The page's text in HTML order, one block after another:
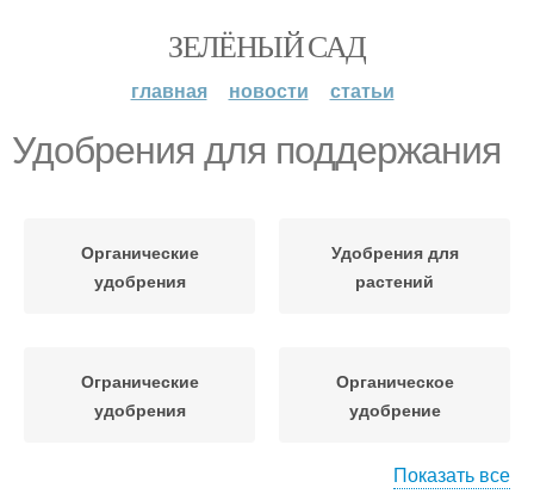
ЗЕЛЁНЫЙ САД
главная новости статьи
Удобрения для поддержания
Органические
удобрения
Удобрения для
растений
Огранические
удобрения
Органическое
удобрение
Показать все